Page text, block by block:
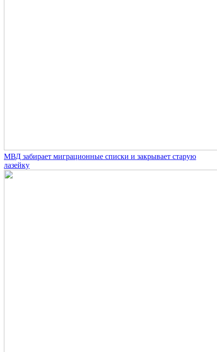
МВД забирает миграционные списки и закрывает старую
лазейку